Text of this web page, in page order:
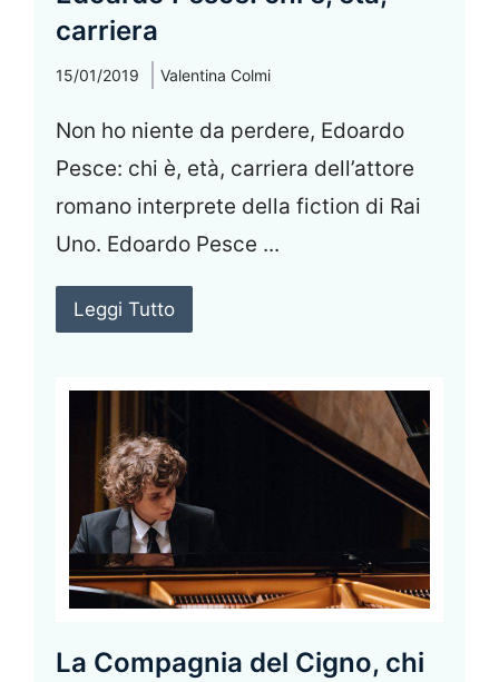
carriera
15/01/2019 Valentina Colmi
Non ho niente da perdere, Edoardo
Pesce: chi è, età, carriera dell’attore
romano interprete della fiction di Rai
Uno. Edoardo Pesce ...
Leggi Tutto
La Compagnia del Cigno, chi